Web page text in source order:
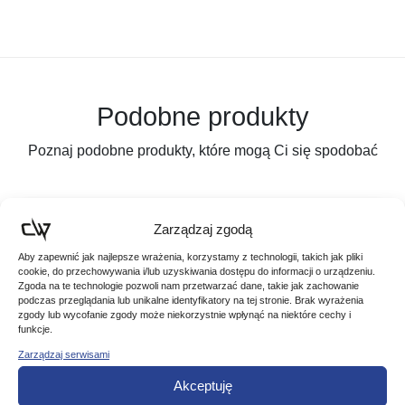
Zarządzaj zgodą
Aby zapewnić jak najlepsze wrażenia, korzystamy z technologii, takich jak pliki
cookie, do przechowywania i/lub uzyskiwania dostępu do informacji o urządzeniu.
Zgoda na te technologie pozwoli nam przetwarzać dane, takie jak zachowanie
podczas przeglądania lub unikalne identyfikatory na tej stronie. Brak wyrażenia
zgody lub wycofanie zgody może niekorzystnie wpłynąć na niektóre cechy i
funkcje.
Zarządzaj serwisami
Akceptuję
Podobne produkty
Poznaj podobne produkty, które mogą Ci się spodobać
Promocja!